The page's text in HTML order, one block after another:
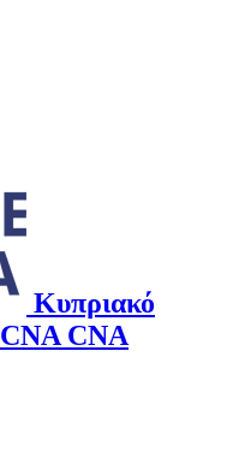
Κυπριακό
CNA CNA